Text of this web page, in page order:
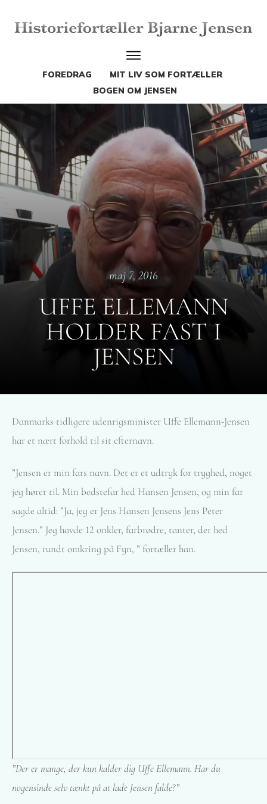
FOREDRAG
MIT LIV SOM FORTÆLLER
BOGEN OM JENSEN
maj 7, 2016
UFFE ELLEMANN
HOLDER FAST I
JENSEN
Danmarks tidligere udenrigsminister Uffe Ellemann-Jensen
har et nært forhold til sit efternavn.
”Jensen er min fars navn. Det er et udtryk for tryghed, noget
jeg hører til. Min bedstefar hed Hansen Jensen, og min far
sagde altid: ”Ja, jeg er Jens Hansen Jensens Jens Peter
Jensen.” Jeg havde 12 onkler, farbrødre, tanter, der hed
Jensen, rundt omkring på Fyn, ” fortæller han.
”Der er mange, der kun kalder dig Uffe Ellemann. Har du
nogensinde selv tænkt på at lade Jensen falde?”